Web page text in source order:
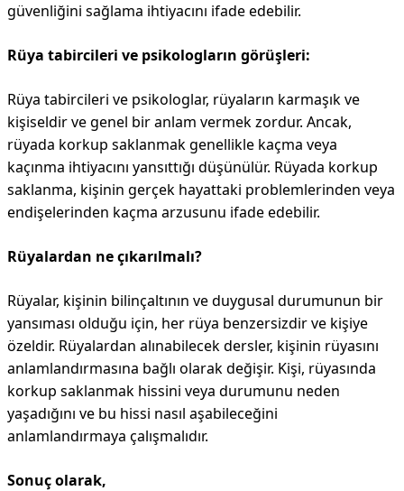
güvenliğini sağlama ihtiyacını ifade edebilir.
Rüya tabircileri ve psikologların görüşleri:
Rüya tabircileri ve psikologlar, rüyaların karmaşık ve
kişiseldir ve genel bir anlam vermek zordur. Ancak,
rüyada korkup saklanmak genellikle kaçma veya
kaçınma ihtiyacını yansıttığı düşünülür. Rüyada korkup
saklanma, kişinin gerçek hayattaki problemlerinden veya
endişelerinden kaçma arzusunu ifade edebilir.
Rüyalardan ne çıkarılmalı?
Rüyalar, kişinin bilinçaltının ve duygusal durumunun bir
yansıması olduğu için, her rüya benzersizdir ve kişiye
özeldir. Rüyalardan alınabilecek dersler, kişinin rüyasını
anlamlandırmasına bağlı olarak değişir. Kişi, rüyasında
korkup saklanmak hissini veya durumunu neden
yaşadığını ve bu hissi nasıl aşabileceğini
anlamlandırmaya çalışmalıdır.
Sonuç olarak,